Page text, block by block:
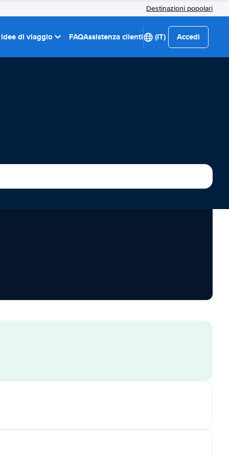
Destinazioni popolari
di viaggio FAQAssistenza clienti (IT) Accedi